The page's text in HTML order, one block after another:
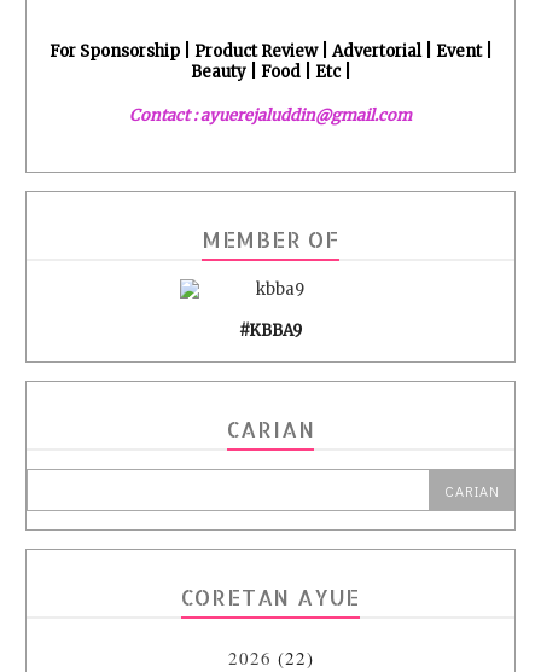
For Sponsorship | Product Review | Advertorial | Event |
Beauty | Food | Etc |
Contact : ayuerejaluddin@gmail.com
MEMBER OF
#KBBA9
CARIAN
CORETAN AYUE
2026 (22)